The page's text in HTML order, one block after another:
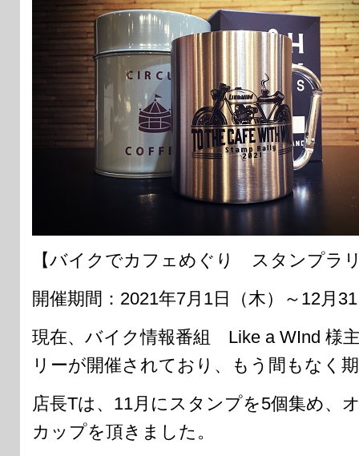
【バイクでカフェめぐり スタンプラ
開催期間：2021年7月1日（木）～12月
現在、バイク情報番組 Like a WInd 様
リーが開催されており、もう間もなく
店長Tは、11月にスタンプを5個集め、
カップを頂きました。